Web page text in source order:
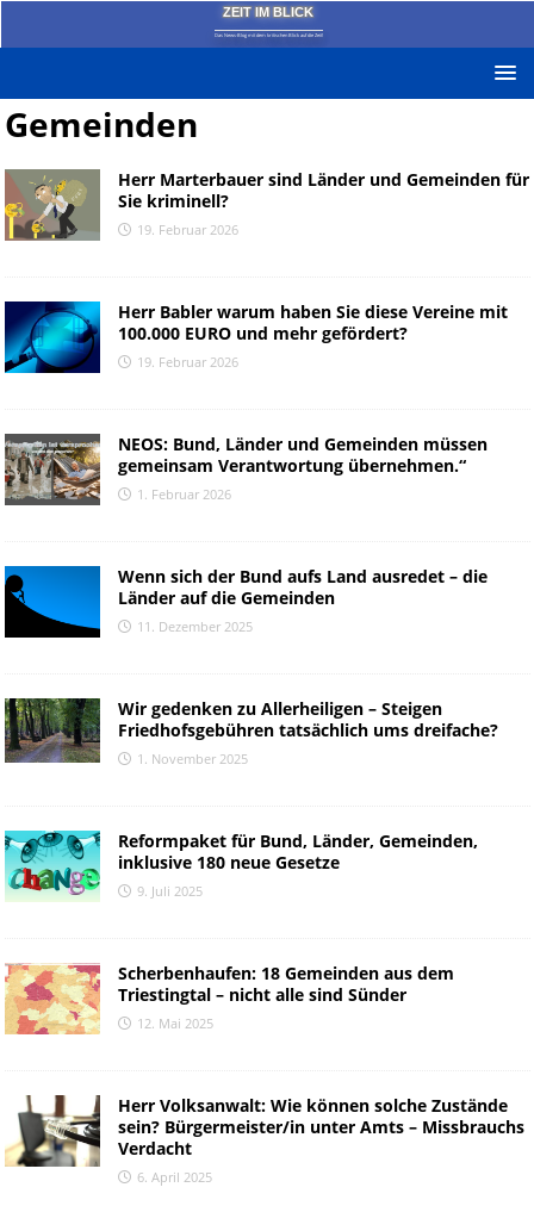
ZEIT IM BLICK
Das News-Blog mit dem kritischen Blick auf die Zeit!
Gemeinden
Herr Marterbauer sind Länder und Gemeinden für
Sie kriminell?
19. Februar 2026
Herr Babler warum haben Sie diese Vereine mit
100.000 EURO und mehr gefördert?
19. Februar 2026
NEOS: Bund, Länder und Gemeinden müssen
gemeinsam Verantwortung übernehmen.“
1. Februar 2026
Wenn sich der Bund aufs Land ausredet – die
Länder auf die Gemeinden
11. Dezember 2025
Wir gedenken zu Allerheiligen – Steigen
Friedhofsgebühren tatsächlich ums dreifache?
1. November 2025
Reformpaket für Bund, Länder, Gemeinden,
inklusive 180 neue Gesetze
9. Juli 2025
Scherbenhaufen: 18 Gemeinden aus dem
Triestingtal – nicht alle sind Sünder
12. Mai 2025
Herr Volksanwalt: Wie können solche Zustände
sein? Bürgermeister/in unter Amts – Missbrauchs
Verdacht
6. April 2025